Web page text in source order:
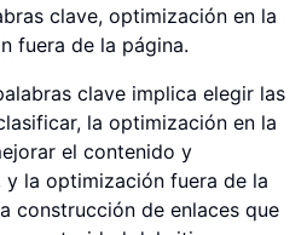
clave, optimización en la
fuera de la página.
clave implica elegir las
la optimización en la
el contenido y
la optimización fuera de la
construcción de enlaces que